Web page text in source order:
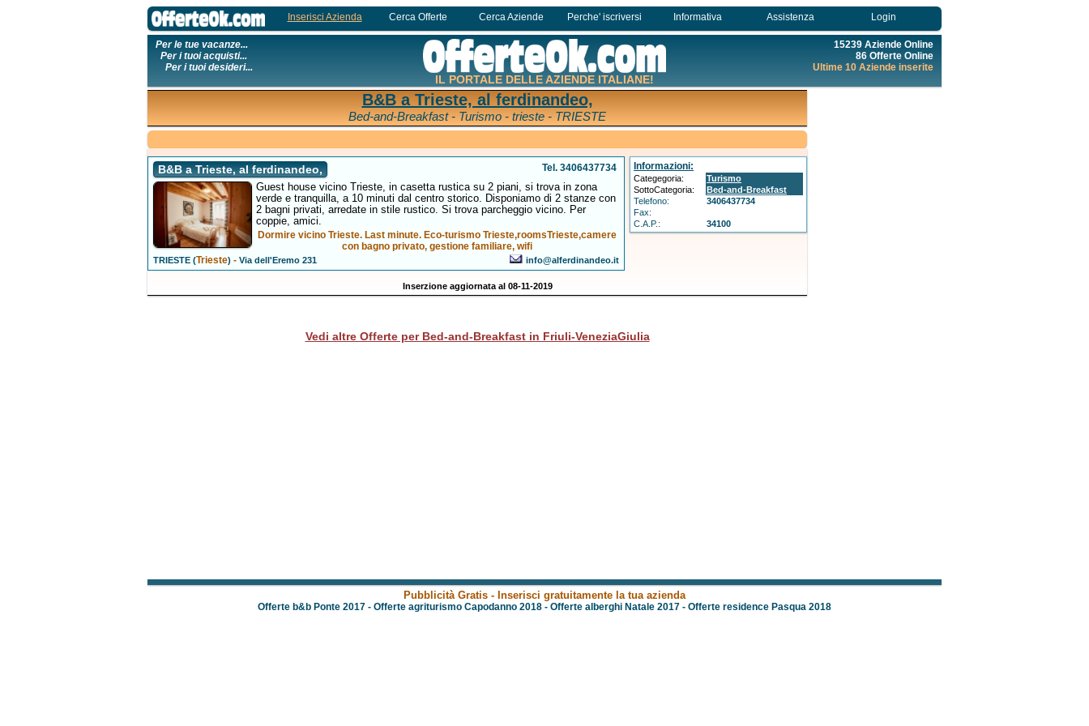
Inserisci Azienda Cerca Offerte Cerca Aziende Perche' iscriversi Informativa Assistenza Login
Per le tue vacanze...
Per i tuoi acquisti...
Per i tuoi desideri...
IL PORTALE DELLE AZIENDE ITALIANE!
15239 Aziende Online
86 Offerte Online
Ultime 10 Aziende inserite
B&B a Trieste, al ferdinandeo,
Bed-and-Breakfast - Turismo - trieste - TRIESTE
B&B a Trieste, al ferdinandeo, Tel. 3406437734
Guest house vicino Trieste, in casetta rustica su 2 piani, si trova in zona
verde e tranquilla, a 10 minuti dal centro storico. Disponiamo di 2 stanze con
2 bagni privati, arredate in stile rustico. Si trova parcheggio vicino. Per
coppie, amici.
Dormire vicino Trieste. Last minute. Eco-turismo Trieste,roomsTrieste,camere
con bagno privato, gestione familiare, wifi
TRIESTE (Trieste) -Via dell'Eremo 231 info@alferdinandeo.it
Informazioni:
Categegoria:
Turismo
SottoCategoria:
Bed-and-Breakfast
Telefono:
3406437734
Fax:
C.A.P.:
34100
Inserzione aggiornata al 08-11-2019
Vedi altre Offerte per Bed-and-Breakfast in Friuli-VeneziaGiulia
Pubblicità Gratis - Inserisci gratuitamente la tua azienda
Offerte b&b Ponte 2017 - Offerte agriturismo Capodanno 2018 - Offerte alberghi Natale 2017 - Offerte residence Pasqua 2018